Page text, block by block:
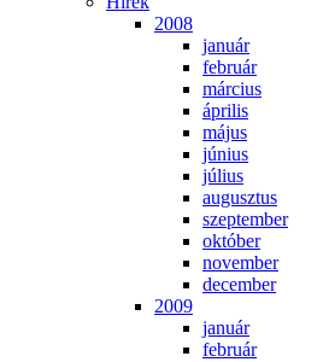
2008
ja­nu­ár
feb­ru­ár
már­ci­us
áp­ri­lis
má­jus
jú­ni­us
jú­li­us
au­gusz­tus
szep­tem­ber
ok­tó­ber
no­vem­ber
de­cem­ber
2009
ja­nu­ár
feb­ru­ár